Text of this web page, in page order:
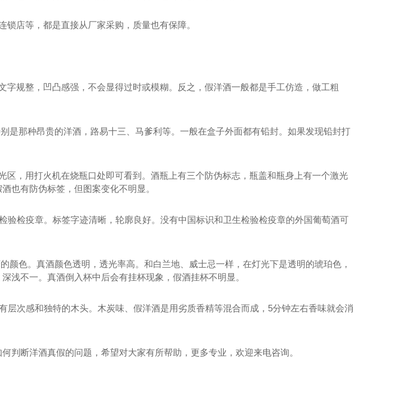
店等，都是直接从厂家采购，质量也有保障。
字规整，凹凸感强，不会显得过时或模糊。反之，假洋酒一般都是手工仿造，做工粗
是那种昂贵的洋酒，路易十三、马爹利等。一般在盒子外面都有铅封。如果发现铅封打
区，用打火机在烧瓶口处即可看到。酒瓶上有三个防伪标志，瓶盖和瓶身上有一个激光
也有防伪标签，但图案变化不明显。
验检疫章。标签字迹清晰，轮廓良好。没有中国标识和卫生检验检疫章的外国葡萄酒可
颜色。真酒颜色透明，透光率高。和白兰地、威士忌一样，在灯光下是透明的琥珀色，
浅不一。真酒倒入杯中后会有挂杯现象，假酒挂杯不明显。
层次感和独特的木头。木炭味、假洋酒是用劣质香精等混合而成，5分钟左右香味就会消
判断洋酒真假的问题，希望对大家有所帮助，更多专业，欢迎来电咨询。